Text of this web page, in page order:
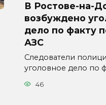
В Ростове-на-
возбуждено
дело по факту
АЗС
Следователи
уголовное дело по
46